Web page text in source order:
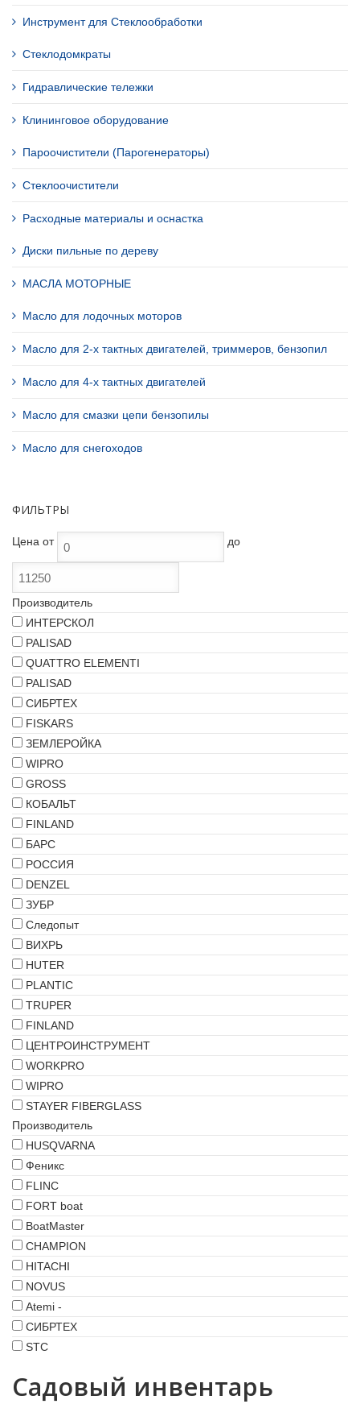
Инструмент для Стеклообработки
Стеклодомкраты
Гидравлические тележки
Клининговое оборудование
Пароочистители (Парогенераторы)
Стеклоочистители
Расходные материалы и оснастка
Диски пильные по дереву
МАСЛА МОТОРНЫЕ
Масло для лодочных моторов
Масло для 2-х тактных двигателей, триммеров, бензопил
Масло для 4-х тактных двигателей
Масло для смазки цепи бензопилы
Масло для снегоходов
ФИЛЬТРЫ
Цена от до
Производитель
ИНТЕРСКОЛ
PALISAD
QUATTRO ELEMENTI
PALISAD
СИБРТЕХ
FISKARS
ЗЕМЛЕРОЙКА
WIPRO
GROSS
КОБАЛЬТ
FINLAND
БАРС
РОССИЯ
DENZEL
ЗУБР
Следопыт
ВИХРЬ
HUTER
PLANTIC
TRUPER
FINLAND
ЦЕНТРОИНСТРУМЕНТ
WORKPRO
WIPRO
STAYER FIBERGLASS
Производитель
HUSQVARNA
Феникс
FLINC
FORT boat
BoatMaster
CHAMPION
HITACHI
NOVUS
Atemi -
СИБРТЕХ
STC
Садовый инвентарь